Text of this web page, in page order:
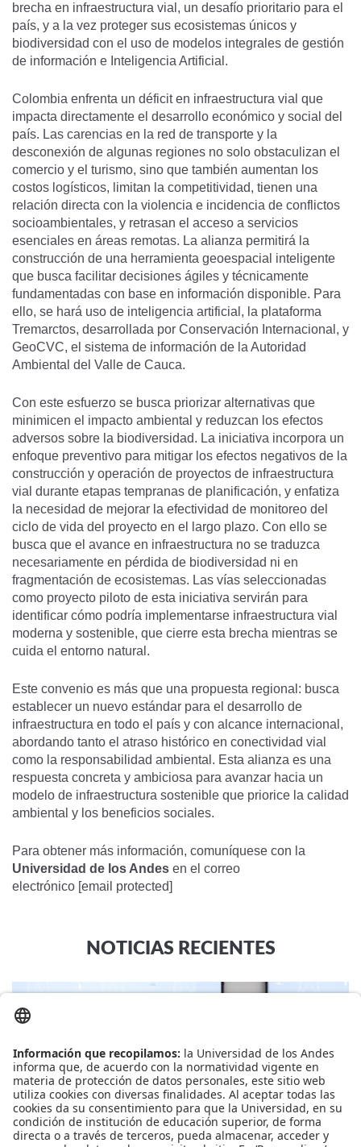
brecha en infraestructura vial, un desafío prioritario para el
país, y a la vez proteger sus ecosistemas únicos y
biodiversidad con el uso de modelos integrales de gestión
de información e Inteligencia Artificial.
Colombia enfrenta un déficit en infraestructura vial que
impacta directamente el desarrollo económico y social del
país. Las carencias en la red de transporte y la
desconexión de algunas regiones no solo obstaculizan el
comercio y el turismo, sino que también aumentan los
costos logísticos, limitan la competitividad, tienen una
relación directa con la violencia e incidencia de conflictos
socioambientales, y retrasan el acceso a servicios
esenciales en áreas remotas. La alianza permitirá la
construcción de una herramienta geoespacial inteligente
que busca facilitar decisiones ágiles y técnicamente
fundamentadas con base en información disponible. Para
ello, se hará uso de inteligencia artificial, la plataforma
Tremarctos, desarrollada por Conservación Internacional, y
GeoCVC, el sistema de información de la Autoridad
Ambiental del Valle de Cauca.
Con este esfuerzo se busca priorizar alternativas que
minimicen el impacto ambiental y reduzcan los efectos
adversos sobre la biodiversidad. La iniciativa incorpora un
enfoque preventivo para mitigar los efectos negativos de la
construcción y operación de proyectos de infraestructura
vial durante etapas tempranas de planificación, y enfatiza
la necesidad de mejorar la efectividad de monitoreo del
ciclo de vida del proyecto en el largo plazo. Con ello se
busca que el avance en infraestructura no se traduzca
necesariamente en pérdida de biodiversidad ni en
fragmentación de ecosistemas. Las vías seleccionadas
como proyecto piloto de esta iniciativa servirán para
identificar cómo podría implementarse infraestructura vial
moderna y sostenible, que cierre esta brecha mientras se
cuida el entorno natural.
Este convenio es más que una propuesta regional: busca
establecer un nuevo estándar para el desarrollo de
infraestructura en todo el país y con alcance internacional,
abordando tanto el atraso histórico en conectividad vial
como la responsabilidad ambiental. Esta alianza es una
respuesta concreta y ambiciosa para avanzar hacia un
modelo de infraestructura sostenible que priorice la calidad
ambiental y los beneficios sociales.
Para obtener más información, comuníquese con la
Universidad de los Andes en el correo
electrónico [email protected]
NOTICIAS RECIENTES